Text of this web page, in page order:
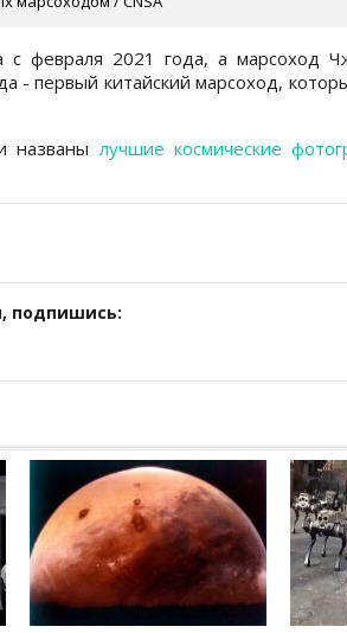
с февраля 2021 года, а марсоход
- первый китайский марсоход,
названы лучшие космические
подпишись: